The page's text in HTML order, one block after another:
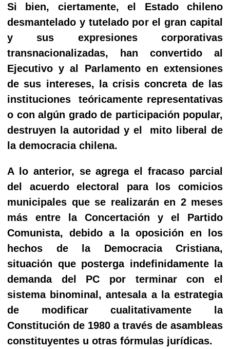
Si bien, ciertamente, el Estado chileno
desmantelado y tutelado por el gran capital
y sus expresiones corporativas
transnacionalizadas, han convertido al
Ejecutivo y al Parlamento en extensiones
de sus intereses, la crisis concreta de las
instituciones teóricamente representativas
o con algún grado de participación popular,
destruyen la autoridad y el mito liberal de
la democracia chilena.
A lo anterior, se agrega el fracaso parcial
del acuerdo electoral para los comicios
municipales que se realizarán en 2 meses
más entre la Concertación y el Partido
Comunista, debido a la oposición en los
hechos de la Democracia Cristiana,
situación que posterga indefinidamente la
demanda del PC por terminar con el
sistema binominal, antesala a la estrategia
de modificar cualitativamente la
Constitución de 1980 a través de asambleas
constituyentes u otras fórmulas jurídicas.